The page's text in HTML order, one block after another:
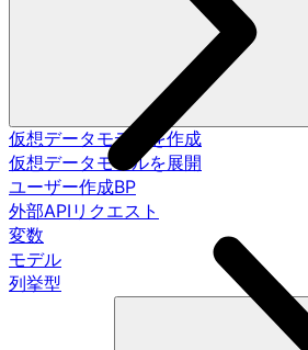
仮想データモデルを作成
仮想データモデルを展開
ユーザー作成BP
外部APIリクエスト
変数
モデル
列挙型